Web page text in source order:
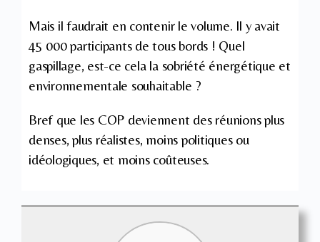
Mais il faudrait en contenir le volume. Il y avait
45 000 participants de tous bords ! Quel
gaspillage, est-ce cela la sobriété énergétique et
environnementale souhaitable ?
Bref que les COP deviennent des réunions plus
denses, plus réalistes, moins politiques ou
idéologiques, et moins coûteuses.